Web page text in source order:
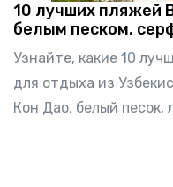
10 лучших пляжей
белым песком,
Узнайте, какие 10
для отдыха из
Кон Дао, белый песок,